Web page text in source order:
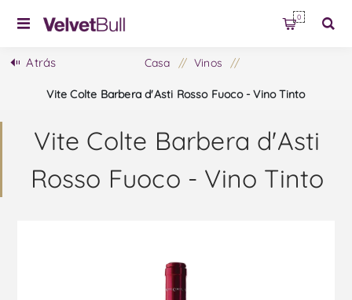
0
Atrás Casa / Vinos /
Vite Colte Barbera d'Asti Rosso Fuoco - Vino Tinto
Vite Colte Barbera d'Asti
Rosso Fuoco - Vino Tinto